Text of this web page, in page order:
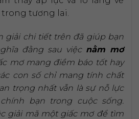
trong tương lai.
giải chi tiết trên đã giúp bạn
đằng sau việc nằm mơ
mơ mang điềm báo tốt hay
con số chỉ mang tính chất
trọng nhất vẫn là sự nỗ lực
bạn trong cuộc sống.
giải mã một giấc mơ để tìm